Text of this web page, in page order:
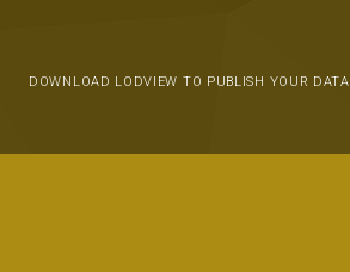
DOWNLOAD LODVIEW TO PUBLISH YOUR DATA